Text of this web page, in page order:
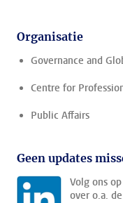
Organisatie
Governance and
Centre for
Public Affairs
Geen updates
Volg ons
over o.a.